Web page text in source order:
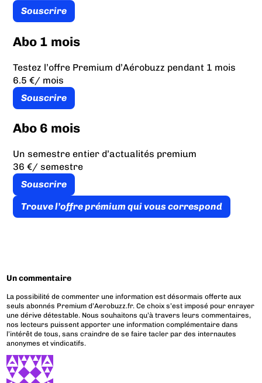
Souscrire
Abo 1 mois
Testez l’offre Premium d’Aérobuzz pendant 1 mois
6.5 €/ mois
Souscrire
Abo 6 mois
Un semestre entier d’actualités premium
36 €/ semestre
Souscrire
Trouve l’offre prémium qui vous correspond
Un commentaire
La possibilité de commenter une information est désormais offerte aux
seuls abonnés Premium d’Aerobuzz.fr. Ce choix s’est imposé pour enrayer
une dérive détestable. Nous souhaitons qu’à travers leurs commentaires,
nos lecteurs puissent apporter une information complémentaire dans
l’intérêt de tous, sans craindre de se faire tacler par des internautes
anonymes et vindicatifs.